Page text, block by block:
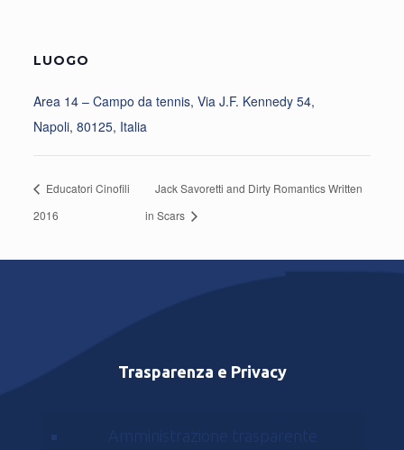
LUOGO
Area 14 – Campo da tennis, Via J.F. Kennedy 54,
Napoli, 80125, Italia
Educatori Cinofili
2016
Jack Savoretti and Dirty Romantics Written
in Scars
Trasparenza e Privacy
Amministrazione trasparente